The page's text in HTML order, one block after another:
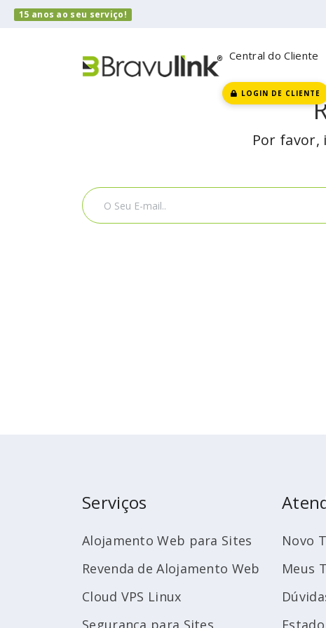
15 anos ao seu serviço!
Central do Cliente
LOGIN DE CLIENTE
Por favor,
Serviços
Alojamento Web para Sites
Revenda de Alojamento Web
Cloud VPS Linux
Segurança para Sites
Novo
Meus